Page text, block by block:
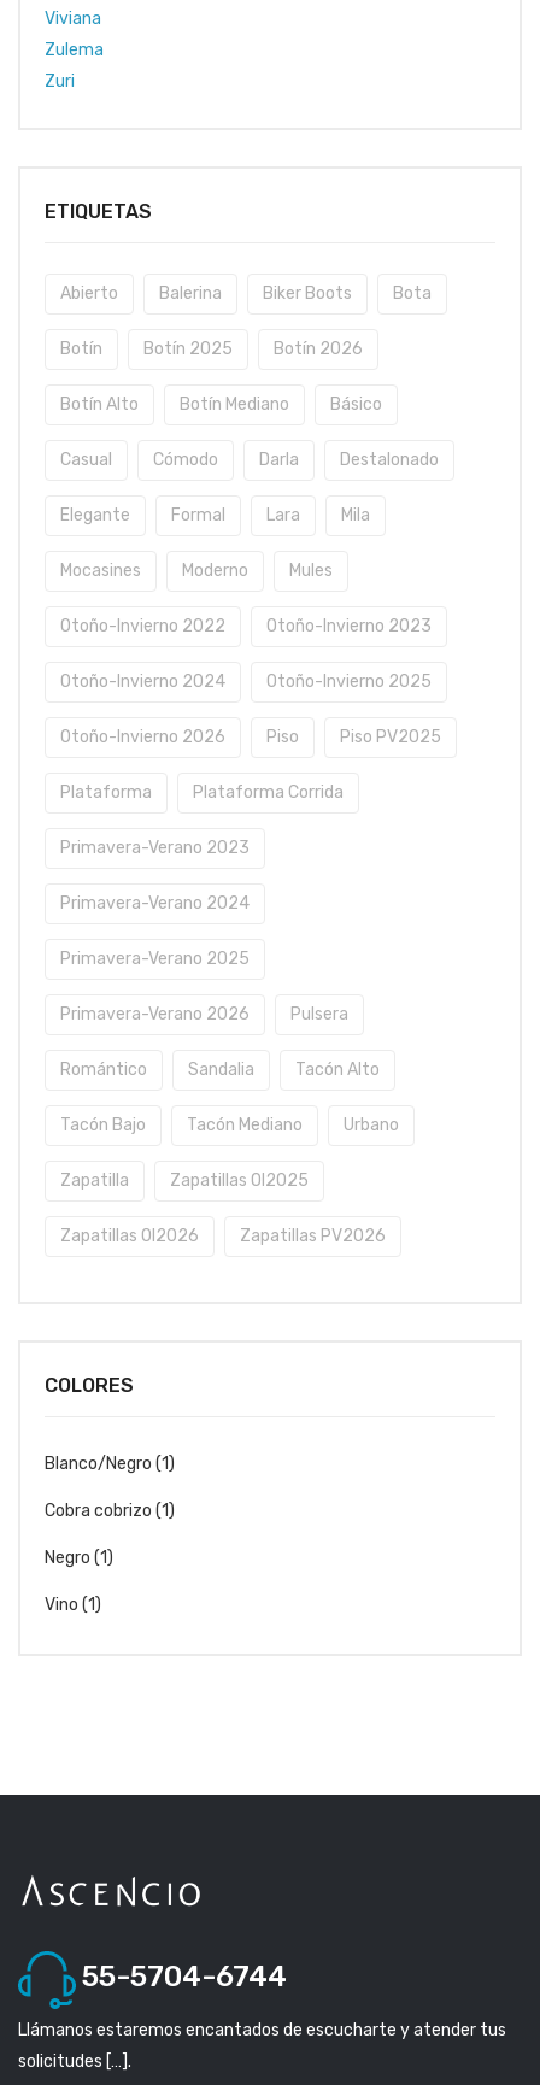
Viviana
Zulema
Zuri
ETIQUETAS
Abierto Balerina Biker Boots Bota
Botín Botín 2025 Botín 2026
Botín Alto Botín Mediano Básico
Casual Cómodo Darla Destalonado
Elegante Formal Lara Mila
Mocasines Moderno Mules
Otoño-Invierno 2022 Otoño-Invierno 2023
Otoño-Invierno 2024 Otoño-Invierno 2025
Otoño-Invierno 2026 Piso Piso PV2025
Plataforma Plataforma Corrida
Primavera-Verano 2023
Primavera-Verano 2024
Primavera-Verano 2025
Primavera-Verano 2026 Pulsera
Romántico Sandalia Tacón Alto
Tacón Bajo Tacón Mediano Urbano
Zapatilla Zapatillas OI2025
Zapatillas OI2026 Zapatillas PV2026
COLORES
Blanco/Negro (1)
Cobra cobrizo (1)
Negro (1)
Vino (1)
55-5704-6744
Llámanos estaremos encantados de escucharte y atender tus
solicitudes […].